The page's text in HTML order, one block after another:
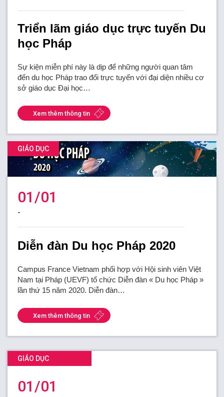
Triển lãm giáo dục trực tuyến Du
học Pháp
Sự kiện miễn phí này là dịp để những người quan tâm
đến du học Pháp trao đổi trực tuyến với đại diện nhiều cơ
sở giáo dục Đại học…
Xem thêm thông tin
GIÁO DỤC
01/01
-
Diễn đàn Du học Pháp 2020
Campus France Vietnam phối hợp với Hội sinh viên Việt
Nam tại Pháp (UEVF) tổ chức Diễn đàn « Du học Pháp »
lần thứ 15 năm 2020. Diễn đàn…
Xem thêm thông tin
GIÁO DỤC
01/01